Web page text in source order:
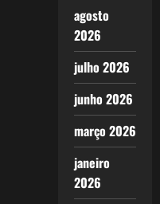
agosto
2026
julho 2026
junho 2026
março 2026
janeiro
2026